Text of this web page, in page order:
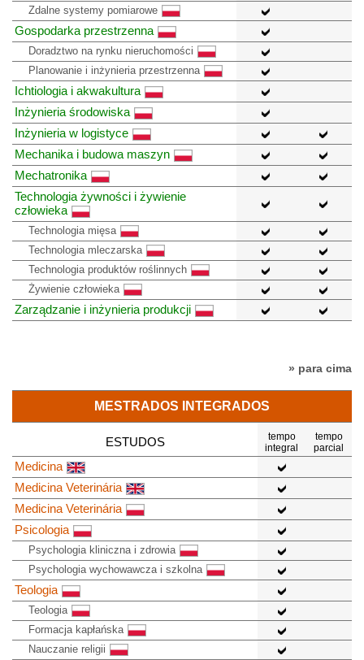
Zdalne systemy pomiarowe
Gospodarka przestrzenna
Doradztwo na rynku nieruchomości
Planowanie i inżynieria przestrzenna
Ichtiologia i akwakultura
Inżynieria środowiska
Inżynieria w logistyce
Mechanika i budowa maszyn
Mechatronika
Technologia żywności i żywienie
człowieka
Technologia mięsa
Technologia mleczarska
Technologia produktów roślinnych
Żywienie człowieka
Zarządzanie i inżynieria produkcji
» para cima
MESTRADOS INTEGRADOS
ESTUDOS
tempo
integral
tempo
parcial
Medicina
Medicina Veterinária
Medicina Veterinária
Psicologia
Psychologia kliniczna i zdrowia
Psychologia wychowawcza i szkolna
Teologia
Teologia
Formacja kapłańska
Nauczanie religii